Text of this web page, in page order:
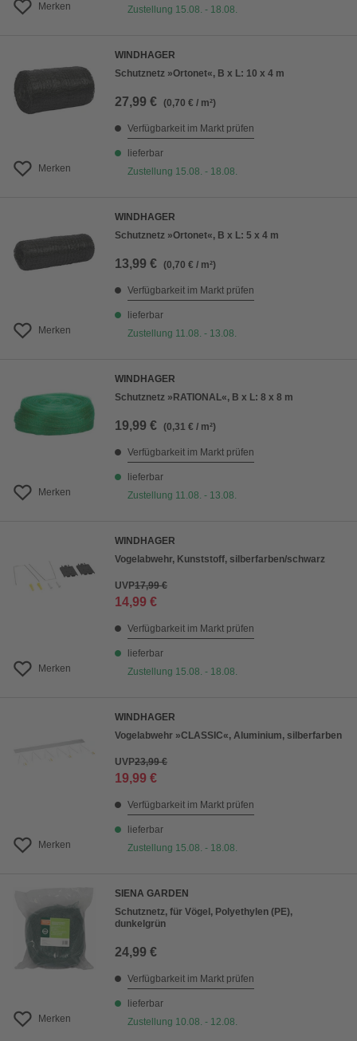
Merken
Zustellung 15.08. - 18.08.
Merken
WINDHAGER
Schutznetz »Ortonet«, B x L: 10 x 4 m
27,99 € (0,70 € / m²)
Verfügbarkeit im Markt prüfen
lieferbar
Zustellung 15.08. - 18.08.
Merken
WINDHAGER
Schutznetz »Ortonet«, B x L: 5 x 4 m
13,99 € (0,70 € / m²)
Verfügbarkeit im Markt prüfen
lieferbar
Zustellung 11.08. - 13.08.
Merken
WINDHAGER
Schutznetz »RATIONAL«, B x L: 8 x 8 m
19,99 € (0,31 € / m²)
Verfügbarkeit im Markt prüfen
lieferbar
Zustellung 11.08. - 13.08.
Merken
WINDHAGER
Vogelabwehr, Kunststoff, silberfarben/schwarz
UVP17,99 €
14,99 €
Verfügbarkeit im Markt prüfen
lieferbar
Zustellung 15.08. - 18.08.
Merken
WINDHAGER
Vogelabwehr »CLASSIC«, Aluminium, silberfarben
UVP23,99 €
19,99 €
Verfügbarkeit im Markt prüfen
lieferbar
Zustellung 15.08. - 18.08.
Merken
SIENA GARDEN
Schutznetz, für Vögel, Polyethylen (PE),
dunkelgrün
24,99 €
Verfügbarkeit im Markt prüfen
lieferbar
Zustellung 10.08. - 12.08.